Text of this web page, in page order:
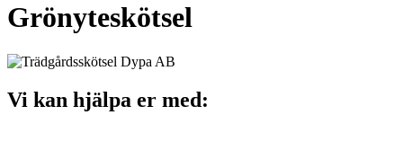
Grönyteskötsel
Vi kan hjälpa er med: